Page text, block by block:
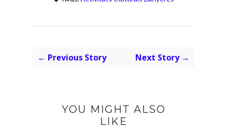
← Previous Story Next Story →
YOU MIGHT ALSO
LIKE